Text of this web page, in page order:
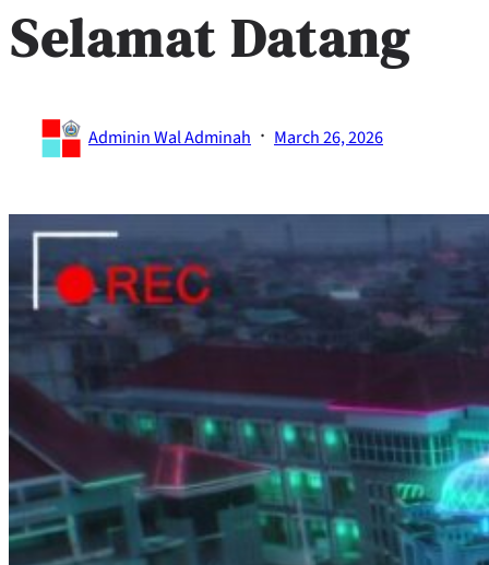
Selamat Datang
Adminin Wal Adminah · March 26, 2026